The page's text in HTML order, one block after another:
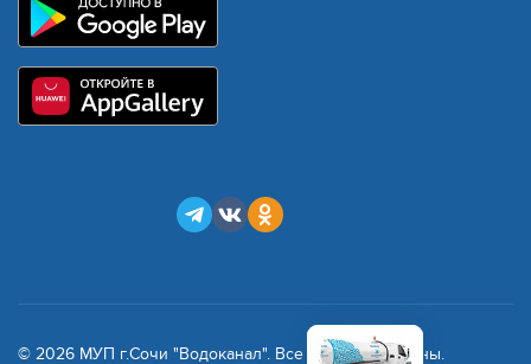
© 2026 МУП г.Сочи "Водоканал". Все права защищены.